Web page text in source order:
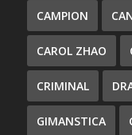
CAMPION
CAROL ZHAO
CRIMINAL
GIMANSTICA